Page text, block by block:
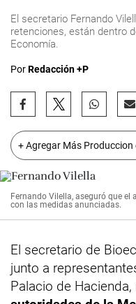
El secretario Fernando
retenciones, están dentro
Economía.
PorRedacción +P
+ Agregar Más Produccion
Fernando Vilella, aseguró que
con las medidas anunciadas.
El secretario de
junto a
Palacio de Hacienda,